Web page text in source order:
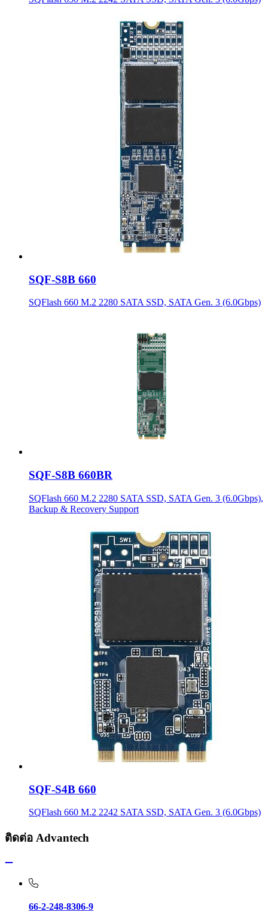
SQF-S8B 660
SQFlash 660 M.2 2280 SATA SSD, SATA Gen. 3 (6.0Gbps)
SQF-S8B 660BR
SQFlash 660 M.2 2280 SATA SSD, SATA Gen. 3 (6.0Gbps),
Backup & Recovery Support
SQF-S4B 660
SQFlash 660 M.2 2242 SATA SSD, SATA Gen. 3 (6.0Gbps)
ติดต่อ Advantech
66-2-248-8306-9